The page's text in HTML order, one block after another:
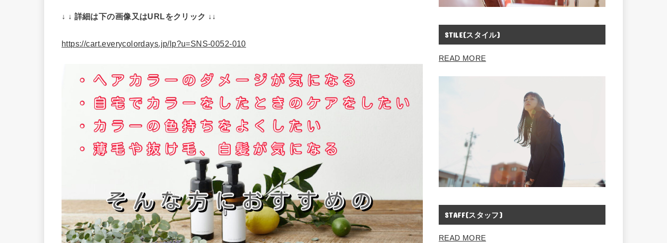
↓ ↓ 詳細は下の画像又はURLをクリック ↓↓
https://cart.everycolordays.jp/lp?u=SNS-0052-010
STILE(スタイル)
READ MORE
STAFF(スタッフ)
READ MORE